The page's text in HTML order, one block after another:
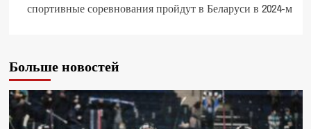
спортивные соревнования пройдут в Беларуси в 2024-м
Больше новостей